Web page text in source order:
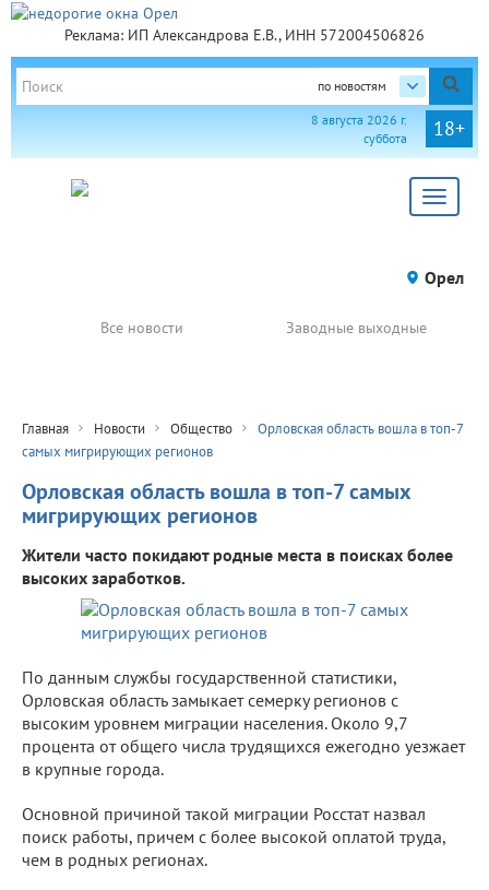
Реклама: ИП Александрова Е.В., ИНН 572004506826
по новостям
18+
8 августа 2026 г.
суббота
Toggle
Орел
Все новости Заводные выходные
Главная Новости Общество
Орловская область вошла в топ-7
самых мигрирующих регионов
Орловская область вошла в топ-7 самых
мигрирующих регионов
Жители часто покидают родные места в поисках более
высоких заработков.
По данным службы государственной статистики,
Орловская область замыкает семерку регионов с
высоким уровнем миграции населения. Около 9,7
процента от общего числа трудящихся ежегодно уезжает
в крупные города.
Основной причиной такой миграции Росстат назвал
поиск работы, причем с более высокой оплатой труда,
чем в родных регионах.